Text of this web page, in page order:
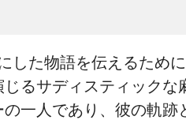
た物語を伝えるため
るサディスティック
一人であり、彼の軌